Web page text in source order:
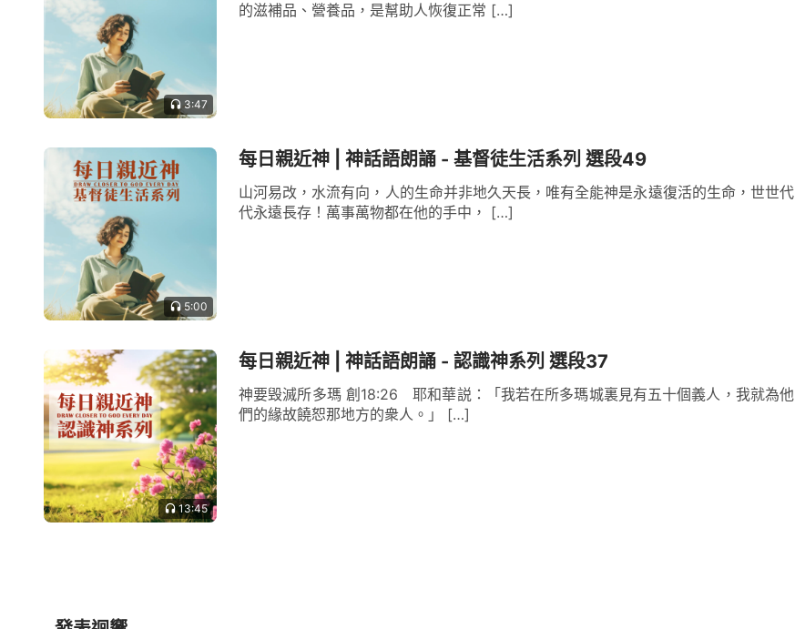
3:47
的滋補品、營養品，是幫助人恢復正常 […]
5:00
每日親近神 | 神話語朗誦 - 基督徒生活系列 選段49
山河易改，水流有向，人的生命并非地久天長，唯有全能神是永遠復活的生命，世世代
代永遠長存！萬事萬物都在他的手中， […]
13:45
每日親近神 | 神話語朗誦 - 認識神系列 選段37
神要毁滅所多瑪 創18:26 耶和華説：「我若在所多瑪城裏見有五十個義人，我就為他
們的緣故饒恕那地方的衆人。」 […]